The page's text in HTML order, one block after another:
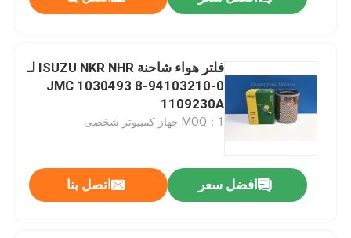
فلتر هواء شاحنة ISUZU NKR NHR لـ
JMC 1030493 8-94103210-0
1109230A
MOQ：1 جهاز كمبيوتر شخصى
افضل سعر اتصل بنا